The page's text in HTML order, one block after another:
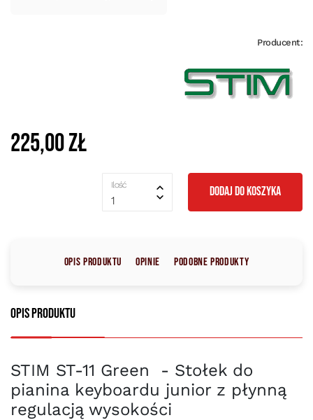
Producent:
225,00 zł
Ilość
1
DODAJ DO KOSZYKA
Opis produktu Opinie Podobne produkty
Opis produktu
STIM ST-11 Green - Stołek do
pianina keyboardu junior z płynną
regulacją wysokości